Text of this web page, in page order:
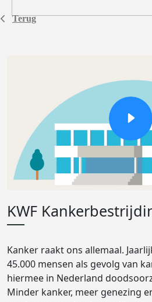
Terug
KWF
Kanker raakt ons allemaal.
45.000 mensen als gevolg van
hiermee in Nederland
Minder kanker, meer genezing